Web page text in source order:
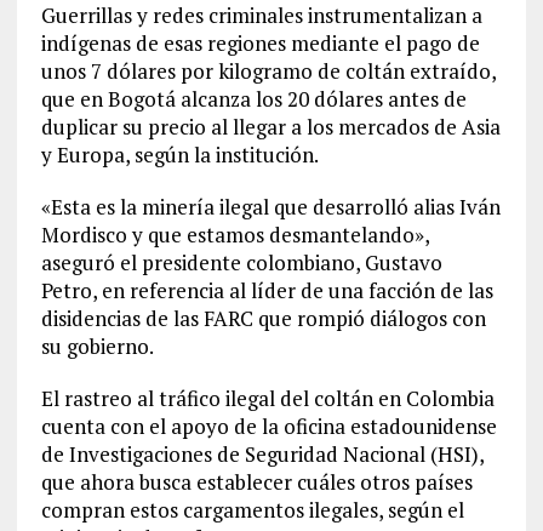
Guerrillas y redes criminales instrumentalizan a
indígenas de esas regiones mediante el pago de
unos 7 dólares por kilogramo de coltán extraído,
que en Bogotá alcanza los 20 dólares antes de
duplicar su precio al llegar a los mercados de Asia
y Europa, según la institución.
«Esta es la minería ilegal que desarrolló alias Iván
Mordisco y que estamos desmantelando»,
aseguró el presidente colombiano, Gustavo
Petro, en referencia al líder de una facción de las
disidencias de las FARC que rompió diálogos con
su gobierno.
El rastreo al tráfico ilegal del coltán en Colombia
cuenta con el apoyo de la oficina estadounidense
de Investigaciones de Seguridad Nacional (HSI),
que ahora busca establecer cuáles otros países
compran estos cargamentos ilegales, según el